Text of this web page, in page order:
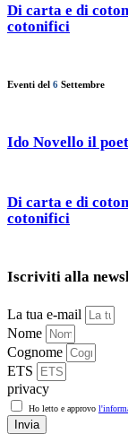
Di carta e di
cotonifici
Eventi del 6 Settembre
Ido Novello il
Di carta e di
cotonifici
Iscriviti alla
La tua e-mail
Nome
Cognome
ETS
privacy
Ho letto e approvo
Invia